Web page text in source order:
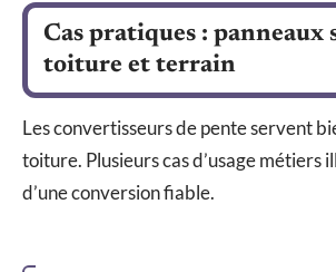
Cas pratiques : panneaux
toiture et terrain
Les convertisseurs de pente servent
toiture. Plusieurs cas d’usage métiers
d’une conversion fiable.